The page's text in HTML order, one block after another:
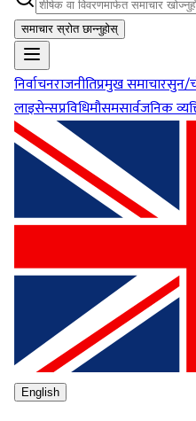
समाचार स्रोत छान्नुहोस्
निर्वाचनराजनीतिप्रमुख समाचारसुन/
लाइसेन्सप्रविधिमौसमसार्वजनिक
English